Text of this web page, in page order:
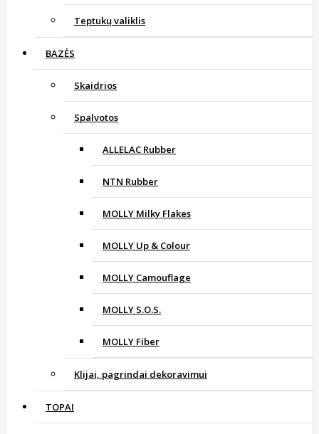
Teptukų valiklis
BAZĖS
Skaidrios
Spalvotos
ALLELAC Rubber
NTN Rubber
MOLLY Milky Flakes
MOLLY Up & Colour
MOLLY Camouflage
MOLLY S.O.S.
MOLLY Fiber
Klijai, pagrindai dekoravimui
TOPAI